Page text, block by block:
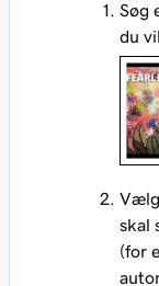
Søg
du
Vælg
skal
(for